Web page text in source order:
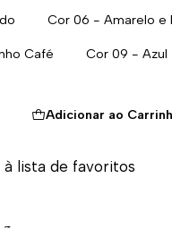
Cor 06 - Amarelo e
Café Cor 09 - Azul
Adicionar ao
à lista de favoritos